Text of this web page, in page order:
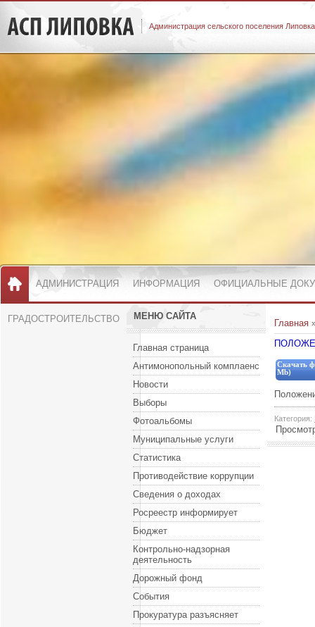
Администрация сельского поселения
АДМИНИСТРАЦИЯ ИНФОРМАЦИЯ ОФИЦИАЛЬНЫЕ
ГРАДОСТРОИТЕЛЬСТВО МЕНЮ САЙТА
Главная страница
Антимонопольный комплаенс
Новости
Выборы
Фотоальбомы
Муниципальные услуги
Статистика
Противодействие коррупции
Сведения о доходах
Росреестр информирует
Бюджет
Контрольно-надзорная
деятельность
Дорожный фонд
События
Прокуратура разъясняет
Главная
Скачать
Mb)
Категория: